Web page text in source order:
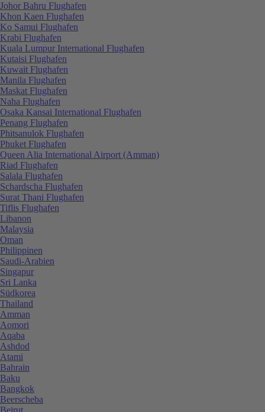
Johor Bahru Flughafen
Khon Kaen Flughafen
Ko Samui Flughafen
Krabi Flughafen
Kuala Lumpur International Flughafen
Kutaisi Flughafen
Kuwait Flughafen
Manila Flughafen
Maskat Flughafen
Naha Flughafen
Osaka Kansai International Flughafen
Penang Flughafen
Phitsanulok Flughafen
Phuket Flughafen
Queen Alia International Airport (Amman)
Riad Flughafen
Salala Flughafen
Schardscha Flughafen
Surat Thani Flughafen
Tiflis Flughafen
Libanon
Malaysia
Oman
Philippinen
Saudi-Arabien
Singapur
Sri Lanka
Südkorea
Thailand
Amman
Aomori
Aqaba
Ashdod
Atami
Bahrain
Baku
Bangkok
Beerscheba
Beirut